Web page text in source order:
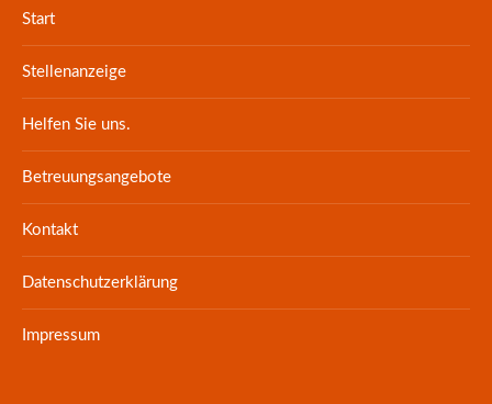
Start
Stellenanzeige
Helfen Sie uns.
Betreuungsangebote
Kontakt
Datenschutzerklärung
Impressum